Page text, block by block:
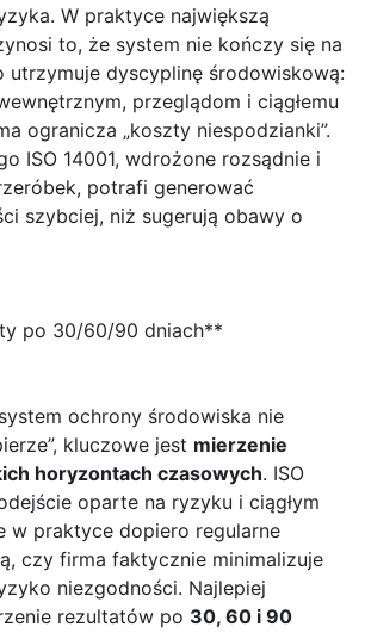
W praktyce największą
to, że system nie kończy się na
dyscyplinę środowiskową:
przeglądom i ciągłemu
ogranicza „koszty niespodzianki”.
ISO 14001, wdrożone rozsądnie i
potrafi generować
szybciej, niż sugerują obawy o
po 30/60/90 dniach**
ochrony środowiska nie
kluczowe jest mierzenie
horyzontach czasowych. ISO
oparte na ryzyku i ciągłym
w praktyce dopiero regularne
czy firma faktycznie minimalizuje
niezgodności. Najlepiej
rezultatów po 30, 60 i 90